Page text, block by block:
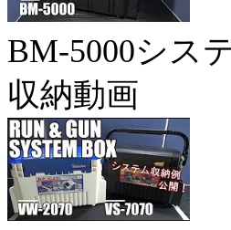
BM-5000シス
収納動画